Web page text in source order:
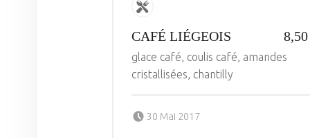
CAFÉ LIÉGEOIS
glace café, coulis café, amandes
cristallisées, chantilly
30 Mai 2017